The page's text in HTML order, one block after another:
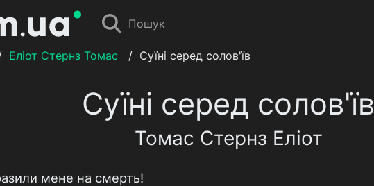
Пошук
Еліот Стернз Томас / Суїні серед солов'їв
Суїні серед солов'їв
Томас Стернз Еліот
мене на смерть!